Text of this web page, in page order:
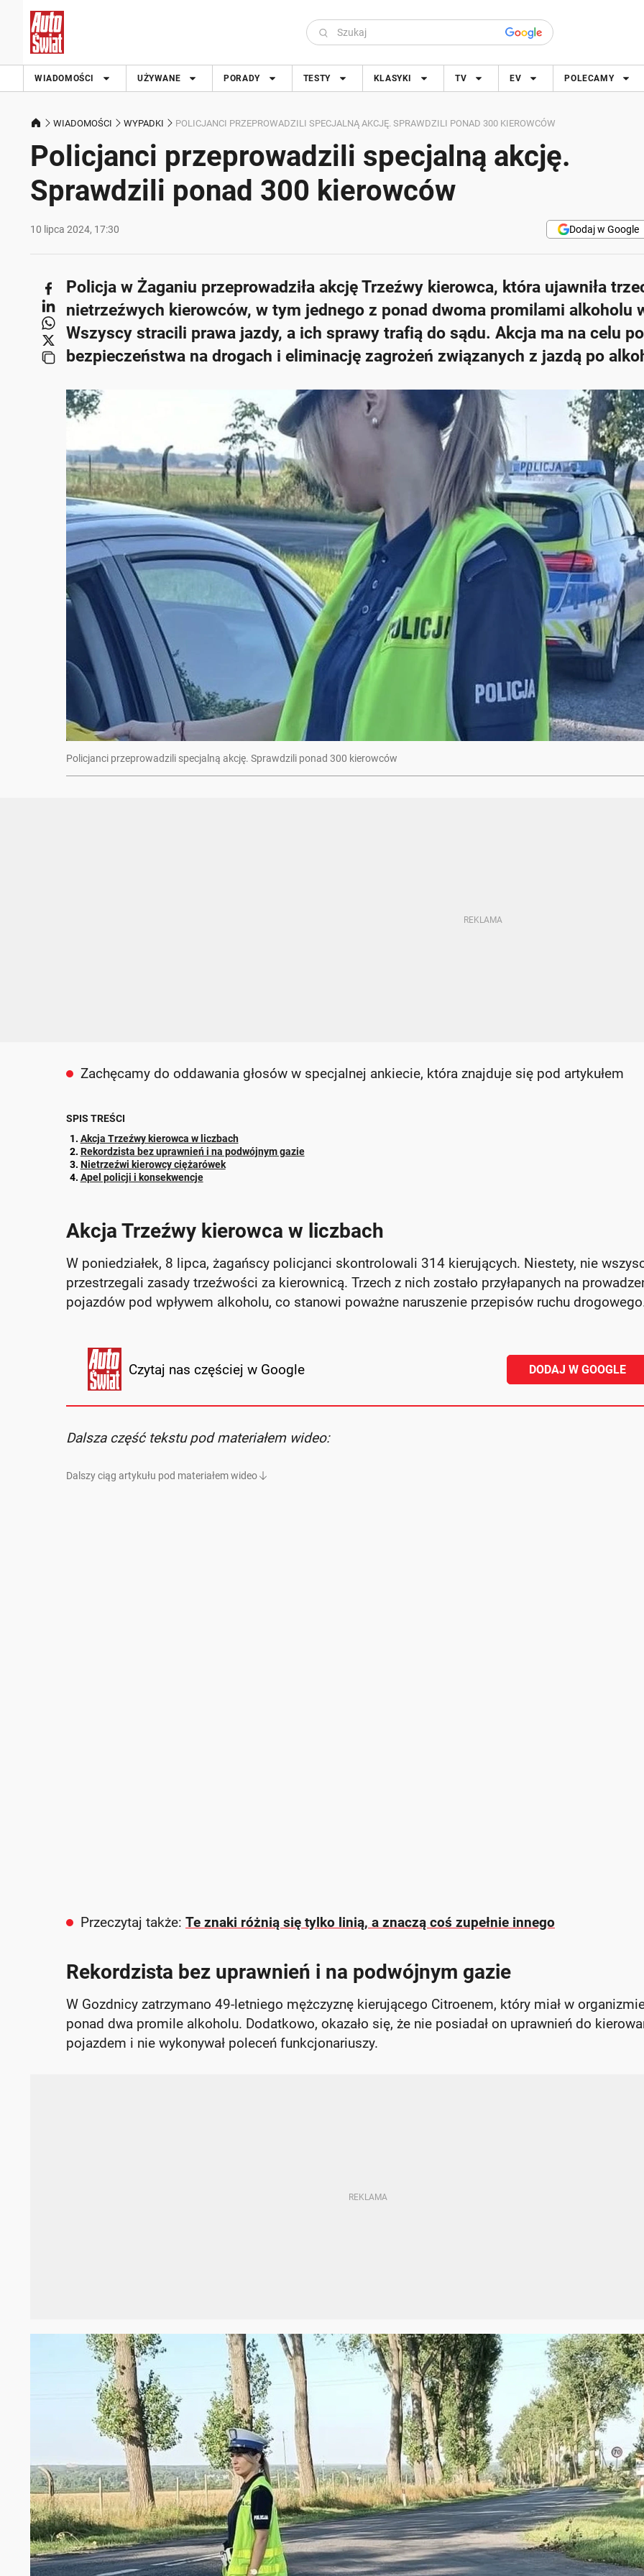
WIADOMOŚCI UŻYWANE PORADY TESTY KLASYKI TV EV POLECAMY
WIADOMOŚCI WYPADKI POLICJANCI PRZEPROWADZILI SPECJALNĄ AKCJĘ. SPRAWDZILI PONAD 300 KIEROWCÓW
Policjanci przeprowadzili specjalną akcję.
Sprawdzili ponad 300 kierowców
10 lipca 2024, 17:30 Dodaj w Google
Policja w Żaganiu przeprowadziła akcję Trzeźwy kierowca, która ujawniła
nietrzeźwych kierowców, w tym jednego z ponad dwoma promilami alkoholu
Wszyscy stracili prawa jazdy, a ich sprawy trafią do sądu. Akcja ma na celu
bezpieczeństwa na drogach i eliminację zagrożeń związanych z jazdą po
Policjanci przeprowadzili specjalną akcję. Sprawdzili ponad 300 kierowców
Zachęcamy do oddawania głosów w specjalnej ankiecie, która znajduje się pod artykułem
SPIS TREŚCI
Akcja Trzeźwy kierowca w liczbach
Rekordzista bez uprawnień i na podwójnym gazie
Nietrzeźwi kierowcy ciężarówek
Apel policji i konsekwencje
Akcja Trzeźwy kierowca w liczbach
W poniedziałek, 8 lipca, żagańscy policjanci skontrolowali 314 kierujących. Niestety, nie
przestrzegali zasady trzeźwości za kierownicą. Trzech z nich zostało przyłapanych na
pojazdów pod wpływem alkoholu, co stanowi poważne naruszenie przepisów ruchu
Czytaj nas częściej w Google DODAJ W GOOGLE
Dalsza część tekstu pod materiałem wideo:
Dalszy ciąg artykułu pod materiałem wideo
Przeczytaj także: Te znaki różnią się tylko linią, a znaczą coś zupełnie innego
Rekordzista bez uprawnień i na podwójnym gazie
W Gozdnicy zatrzymano 49-letniego mężczyznę kierującego Citroenem, który miał w
ponad dwa promile alkoholu. Dodatkowo, okazało się, że nie posiadał on uprawnień do
pojazdem i nie wykonywał poleceń funkcjonariuszy.